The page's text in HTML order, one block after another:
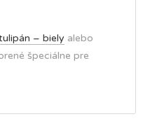
– biely alebo
špeciálne pre